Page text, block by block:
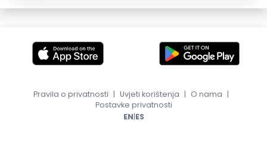
Pravila o privatnosti | Uvjeti korištenja | O nama |
Postavke privatnosti
EN|ES